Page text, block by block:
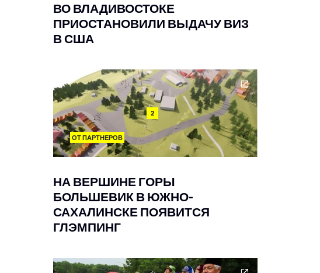
ВО ВЛАДИВОСТОКЕ
ПРИОСТАНОВИЛИ ВЫДАЧУ ВИЗ
В США
2
ОТ ПАРТНЕРОВ
НА ВЕРШИНЕ ГОРЫ
БОЛЬШЕВИК В ЮЖНО-
САХАЛИНСКЕ ПОЯВИТСЯ
ГЛЭМПИНГ